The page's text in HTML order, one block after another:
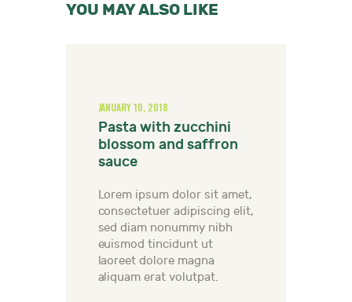
YOU MAY ALSO LIKE
JANUARY 10, 2018
Pasta with zucchini
blossom and saffron
sauce
Lorem ipsum dolor sit amet,
consectetuer adipiscing elit,
sed diam nonummy nibh
euismod tincidunt ut
laoreet dolore magna
aliquam erat volutpat.